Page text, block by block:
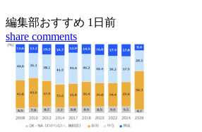
編集部おすすめ 1日前
share comments